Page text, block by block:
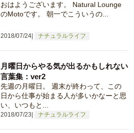
2018/07/24 ナチュラルライフ
おはようございます。 Natural Lounge
のMotoです。 朝一でこういうの...
2018/07/23 ナチュラルライフ
月曜日からやる気が出るかもしれない
言葉集：ver2
先週の月曜日。 週末が終わって、この
日から仕事が始まる人が多いかなーと思
い、いつもと...